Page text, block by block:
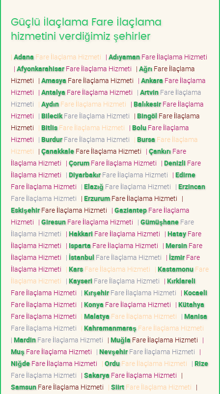
Güçlü İlaçlama Fare İlaçlama
hizmetini verdiğimiz şehirler
| Adana Fare İlaçlama Hizmeti | AdıyamanFare İlaçlama Hizmeti
| AfyonkarahisarFare İlaçlama Hizmeti | Ağrı Fare İlaçlama
Hizmeti | Amasya Fare İlaçlama Hizmeti | Ankara Fare İlaçlama
Hizmeti | Antalya Fare İlaçlama Hizmeti | ArtvinFare İlaçlama
Hizmeti | AydınFare İlaçlama Hizmeti | BalıkesirFare İlaçlama
Hizmeti | BilecikFare İlaçlama Hizmeti | Bingöl Fare İlaçlama
Hizmeti | BitlisFare İlaçlama Hizmeti | BoluFare İlaçlama
Hizmeti | BurdurFare İlaçlama Hizmeti | Bursa Fare İlaçlama
Hizmeti | ÇanakkaleFare İlaçlama Hizmeti | Çankırı Fare
İlaçlama Hizmeti | ÇorumFare İlaçlama Hizmeti | Denizli Fare
İlaçlama Hizmeti | DiyarbakırFare İlaçlama Hizmeti | Edirne
Fare İlaçlama Hizmeti | Elazığ Fare İlaçlama Hizmeti | Erzincan
Fare İlaçlama Hizmeti | ErzurumFare İlaçlama Hizmeti |
EskişehirFare İlaçlama Hizmeti | GaziantepFare İlaçlama
Hizmeti | GiresunFare İlaçlama Hizmeti | GümüşhaneFare
İlaçlama Hizmeti | Hakkari Fare İlaçlama Hizmeti | HatayFare
İlaçlama Hizmeti | Isparta Fare İlaçlama Hizmeti | MersinFare
İlaçlama Hizmeti | İstanbul Fare İlaçlama Hizmeti | İzmirFare
İlaçlama Hizmeti | KarsFare İlaçlama Hizmeti | KastamonuFare
İlaçlama Hizmeti | Kayseri Fare İlaçlama Hizmeti | Kırklareli
Fare İlaçlama Hizmeti | KırşehirFare İlaçlama Hizmeti | Kocaeli
Fare İlaçlama Hizmeti | Konya Fare İlaçlama Hizmeti | Kütahya
Fare İlaçlama Hizmeti | Malatya Fare İlaçlama Hizmeti | Manisa
Fare İlaçlama Hizmeti | Kahramanmaraş Fare İlaçlama Hizmeti
| MardinFare İlaçlama Hizmeti | Muğla Fare İlaçlama Hizmeti |
Muş Fare İlaçlama Hizmeti | NevşehirFare İlaçlama Hizmeti |
NiğdeFare İlaçlama Hizmeti | OrduFare İlaçlama Hizmeti | Rize
Fare İlaçlama Hizmeti | Sakarya Fare İlaçlama Hizmeti |
SamsunFare İlaçlama Hizmeti | SiirtFare İlaçlama Hizmeti |